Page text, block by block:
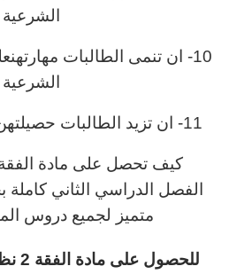
الشرعية
10- ان تنمى الطالبات
الشرعية
11- ان تزيد الطالبات حصيلتهن من العلوم الشرعية
الفصل الدراسي الثاني
متميز لجميع دروس